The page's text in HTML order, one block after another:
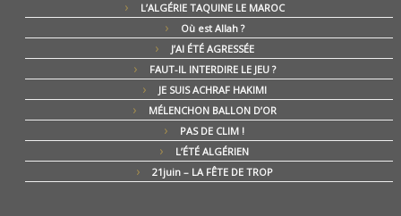
L’ALGÉRIE TAQUINE LE MAROC
Où est Allah ?
J’AI ÉTÉ AGRESSÉE
FAUT-IL INTERDIRE LE JEU ?
JE SUIS ACHRAF HAKIMI
MÉLENCHON BALLON D’OR
PAS DE CLIM !
L’ÉTÉ ALGÉRIEN
21juin – LA FÊTE DE TROP